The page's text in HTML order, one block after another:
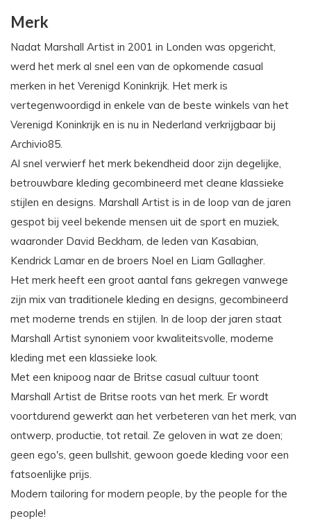
Merk
Nadat Marshall Artist in 2001 in Londen was opgericht,
werd het merk al snel een van de opkomende casual
merken in het Verenigd Koninkrijk. Het merk is
vertegenwoordigd in enkele van de beste winkels van het
Verenigd Koninkrijk en is nu in Nederland verkrijgbaar bij
Archivio85.
Al snel verwierf het merk bekendheid door zijn degelijke,
betrouwbare kleding gecombineerd met cleane klassieke
stijlen en designs. Marshall Artist is in de loop van de jaren
gespot bij veel bekende mensen uit de sport en muziek,
waaronder David Beckham, de leden van Kasabian,
Kendrick Lamar en de broers Noel en Liam Gallagher.
Het merk heeft een groot aantal fans gekregen vanwege
zijn mix van traditionele kleding en designs, gecombineerd
met moderne trends en stijlen. In de loop der jaren staat
Marshall Artist synoniem voor kwaliteitsvolle, moderne
kleding met een klassieke look.
Met een knipoog naar de Britse casual cultuur toont
Marshall Artist de Britse roots van het merk. Er wordt
voortdurend gewerkt aan het verbeteren van het merk, van
ontwerp, productie, tot retail. Ze geloven in wat ze doen;
geen ego's, geen bullshit, gewoon goede kleding voor een
fatsoenlijke prijs.
Modern tailoring for modern people, by the people for the
people!